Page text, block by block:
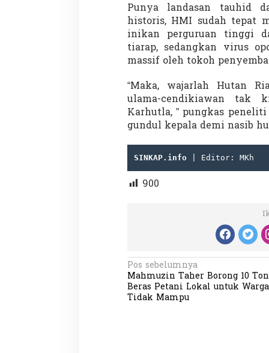
Punya landasan tauhid
historis, HMI sudah tepat
inikan perguruan tinggi
tiarap, sedangkan virus
massif oleh tokoh
“Maka, wajarlah Hutan
ulama-cendikiawan tak
Karhutla, ” pungkas
gundul kepala demi nasib
SINKAP.info | Editor: MKh
900
N
a
v
Pos sebelumnya
Mahmuzin Taher Borong 10 Ton
Beras Petani Lokal untuk Warga
Tidak Mampu